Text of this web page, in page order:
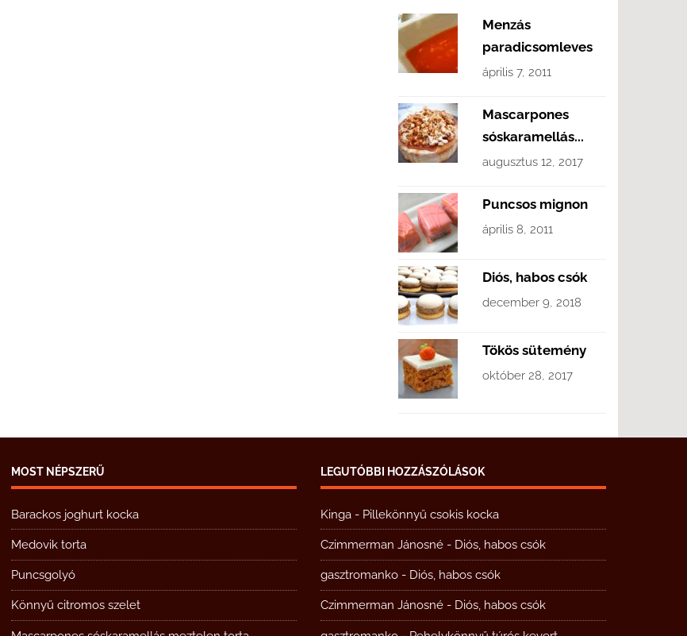
Menzás
paradicsomleves
április 7, 2011
Mascarpones
sóskaramellás...
augusztus 12, 2017
Puncsos mignon
április 8, 2011
Diós, habos csók
december 9, 2018
Tökös sütemény
október 28, 2017
MOST NÉPSZERŰ
Barackos joghurt kocka
Medovik torta
Puncsgolyó
Könnyű citromos szelet
LEGUTÓBBI HOZZÁSZÓLÁSOK
Kinga - Pillekönnyű csokis kocka
Czimmerman Jánosné - Diós, habos csók
gasztromanko - Diós, habos csók
Czimmerman Jánosné - Diós, habos csók